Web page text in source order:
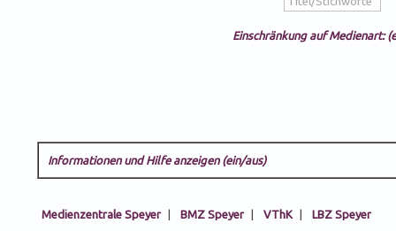
Einschränkung auf Medienart:
Informationen und Hilfe anzeigen (ein/aus)
Medienzentrale Speyer | BMZ Speyer | VThK | LBZ Speyer